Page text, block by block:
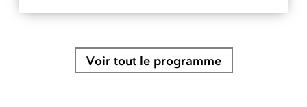
Voir tout le programme